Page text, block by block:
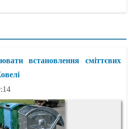
встановлення сміттєвих